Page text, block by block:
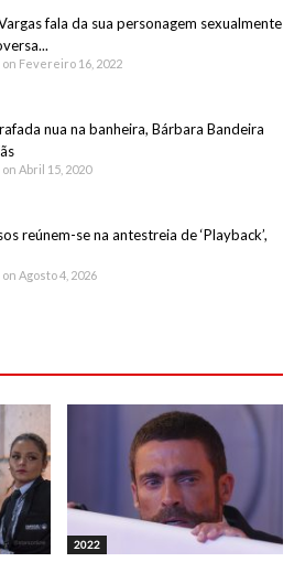
fala da sua personagem sexualmente
Fevereiro 16, 2022
nua na banheira, Bárbara Bandeira
Abril 15, 2020
reúnem-se na antestreia de ‘Playback’,
Agosto 4, 2026
2022